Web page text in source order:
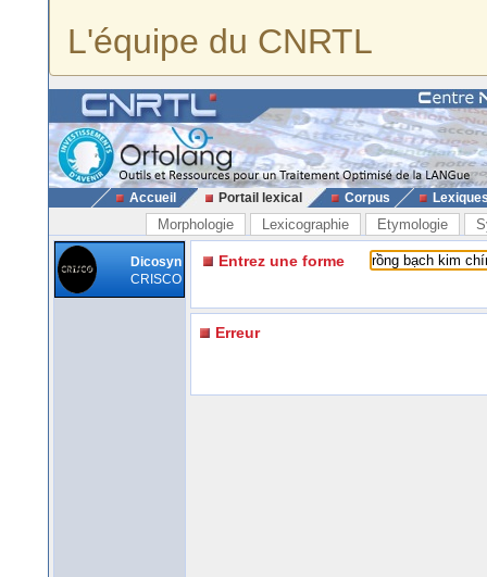
L'équipe du CNRTL
Accueil Portail lexical Corpus
Morphologie Lexicographie Etymologie
Dicosyn
CRISCO
Entrez une forme
Erreur